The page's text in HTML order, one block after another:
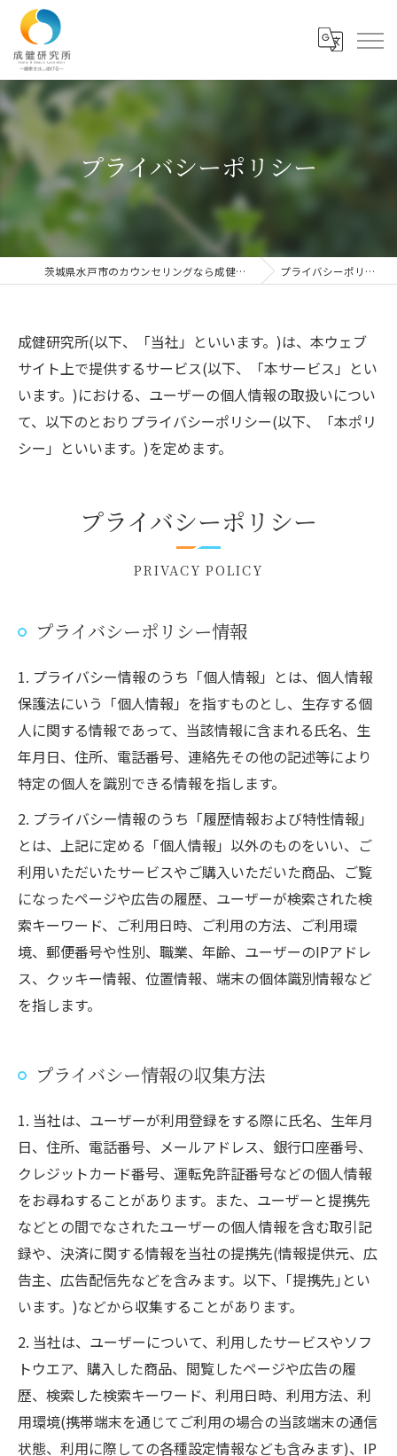
プライバシーポリシー
茨城県水戸市のカウンセリングなら成健研究所 プライバシーポリシー
成健研究所(以下、「当社」といいます。)は、本ウェブ
サイト上で提供するサービス(以下、「本サービス」とい
います。)における、ユーザーの個人情報の取扱いについ
て、以下のとおりプライバシーポリシー(以下、「本ポリ
シー」といいます。)を定めます。
プライバシーポリシー
PRIVACY POLICY
プライバシーポリシー情報
1. プライバシー情報のうち「個人情報」とは、個人情報
保護法にいう「個人情報」を指すものとし、生存する個
人に関する情報であって、当該情報に含まれる氏名、生
年月日、住所、電話番号、連絡先その他の記述等により
特定の個人を識別できる情報を指します。
2. プライバシー情報のうち「履歴情報および特性情報」
とは、上記に定める「個人情報」以外のものをいい、ご
利用いただいたサービスやご購入いただいた商品、ご覧
になったページや広告の履歴、ユーザーが検索された検
索キーワード、ご利用日時、ご利用の方法、ご利用環
境、郵便番号や性別、職業、年齢、ユーザーのIPアドレ
ス、クッキー情報、位置情報、端末の個体識別情報など
を指します。
プライバシー情報の収集方法
1. 当社は、ユーザーが利用登録をする際に氏名、生年月
日、住所、電話番号、メールアドレス、銀行口座番号、
クレジットカード番号、運転免許証番号などの個人情報
をお尋ねすることがあります。また、ユーザーと提携先
などとの間でなされたユーザーの個人情報を含む取引記
録や、決済に関する情報を当社の提携先(情報提供元、広
告主、広告配信先などを含みます。以下、｢提携先｣とい
います。)などから収集することがあります。
2. 当社は、ユーザーについて、利用したサービスやソフ
トウエア、購入した商品、閲覧したページや広告の履
歴、検索した検索キーワード、利用日時、利用方法、利
用環境(携帯端末を通じてご利用の場合の当該端末の通信
状態、利用に際しての各種設定情報なども含みます)、IP